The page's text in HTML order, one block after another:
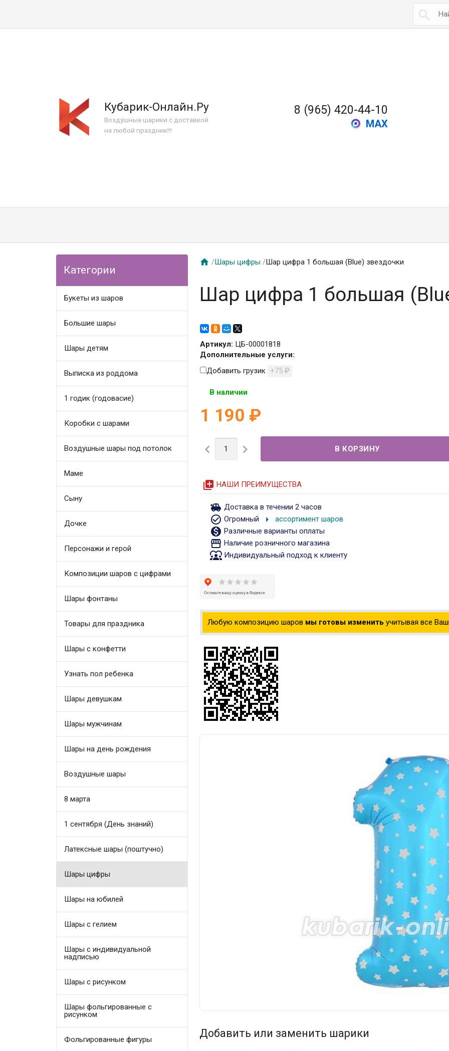

Кубарик-Онлайн.Ру
Воздушные шарики с доставкой
на любой праздник!!!
8 (965) 420-44-10
MAX
Категории
Букеты из шаров
Большие шары
Шары детям
Выписка из роддома
1 годик (годовасие)
Коробки с шарами
Воздушные шары под потолок
Маме
Сыну
Дочке
Персонажи и герой
Композиции шаров с цифрами
Шары фонтаны
Товары для праздника
Шары с конфетти
Узнать пол ребенка
Шары девушкам
Шары мужчинам
Шары на день рождения
Воздушные шары
8 марта
1 сентября (День знаний)
Латексные шары (поштучно)
Шары цифры
Шары на юбилей
Шары с гелием
Шары с индивидуальной
надписью
Шары с рисунком
Шары фольгированные с
рисунком
Фольгированные фигуры
 /Шары цифры /Шар цифра 1 большая (Blue) звездочки
Шар цифра 1 большая
Артикул: ЦБ-00001818
Дополнительные услуги:
Добавить грузик
+75 ₽
В наличии
1 190 ₽
 
queue НАШИ ПРЕИМУЩЕСТВА
toys Доставка в течении 2 часов
check_circle_outline Огромный arrow_right ассортимент шаров
monetization_on Различные варианты оплаты
storefront Наличие розничного магазина
diversity_1Индивидуальный подход к клиенту
Любую композицию шаров мы готовы изменить учитывая все
Добавить или заменить шарики